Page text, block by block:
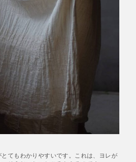
てもわかりやすいです。これは、ヨレが